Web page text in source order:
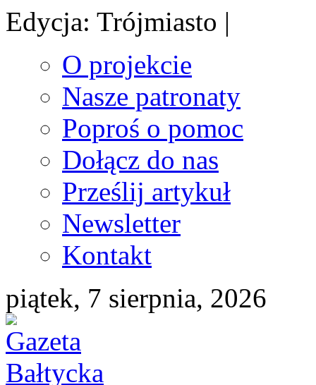
Edycja: Trójmiasto |
O projekcie
Nasze patronaty
Poproś o pomoc
Dołącz do nas
Prześlij artykuł
Newsletter
Kontakt
piątek, 7 sierpnia, 2026